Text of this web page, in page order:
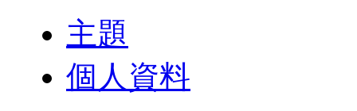
主題
個人資料